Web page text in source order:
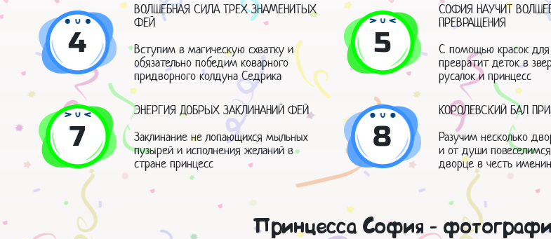
4
ВОЛШЕБНАЯ СИЛА ТРЕХ ЗНАМЕНИТЫХ
ФЕЙ
Вступим в магическую схватку и
обязательно победим коварного
придворного колдуна Седрика
5
СОФИЯ НАУЧИТ
ПРЕВРАЩЕНИЯ
С помощью красок для
превратит деток в
русалок и принцесс
7
ЭНЕРГИЯ ДОБРЫХ ЗАКЛИНАНИЙ ФЕЙ
Заклинание не лопающихся мыльных
пузырей и исполнения желаний в
стране принцесс
8
КОРОЛЕВСКИЙ БАЛ
Разучим несколько
и от души
дворце в честь именин
Принцесса София -